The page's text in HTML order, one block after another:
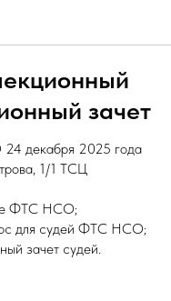
зачет
декабря 2025 года
1/1 ТСЦ
ФТС НСО;
для судей ФТС НСО;
зачет судей.